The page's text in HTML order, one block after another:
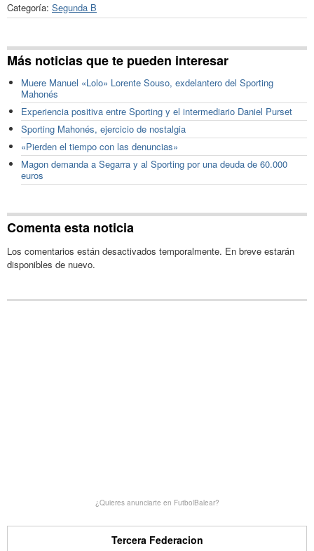
Categoría: Segunda B
Más noticias que te pueden interesar
Muere Manuel «Lolo» Lorente Souso, exdelantero del Sporting
Mahonés
Experiencia positiva entre Sporting y el intermediario Daniel Purset
Sporting Mahonés, ejercicio de nostalgia
«Pierden el tiempo con las denuncias»
Magon demanda a Segarra y al Sporting por una deuda de 60.000
euros
Comenta esta noticia
Los comentarios están desactivados temporalmente. En breve estarán
disponibles de nuevo.
¿Quieres anunciarte en FutbolBalear?
Tercera Federacion